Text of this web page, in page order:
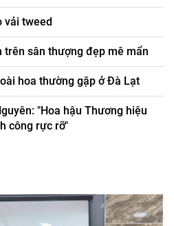
vải tweed
trên sân thượng đẹp mê mẩn
hoa thường gặp ở Đà Lạt
"Hoa hậu Thương hiệu
công rực rỡ"